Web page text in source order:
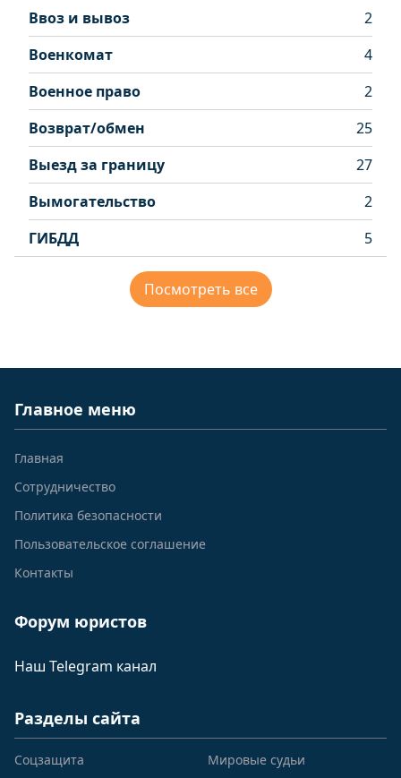
Ввоз и вывоз
2
Военкомат
4
Военное право
2
Возврат/обмен
25
Выезд за границу
27
Вымогательство
2
ГИБДД
5
Посмотреть все
Главное меню
Главная
Сотрудничество
Политика безопасности
Пользовательское соглашение
Контакты
Форум юристов
Наш Telegram канал
Разделы сайта
Соцзащита
Мировые судьи